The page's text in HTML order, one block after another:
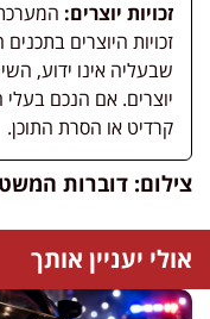
זכויות יוצרים:
זכויות היוצרים
יוצרים. אם הנכם בעלי
קרדיט או הסרת התוכן.
צילום: דוברות
אולי יעניין אותך